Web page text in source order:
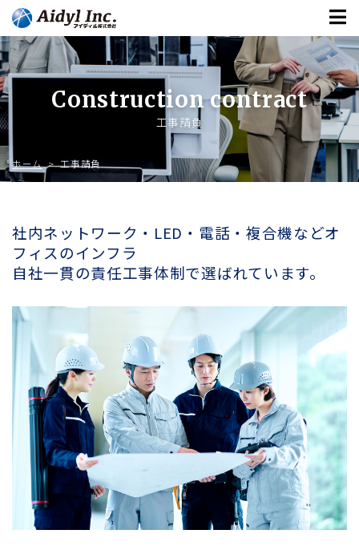
Construction contract
工事請負
ホーム> 工事請負
社内ネットワーク・LED・電話・複合機などオ
フィスのインフラ
自社一貫の責任工事体制で選ばれています。